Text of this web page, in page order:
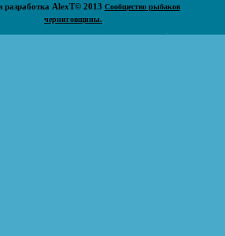
разработка AlexT© 2013 Сообщество рыбаков
черниговщины.